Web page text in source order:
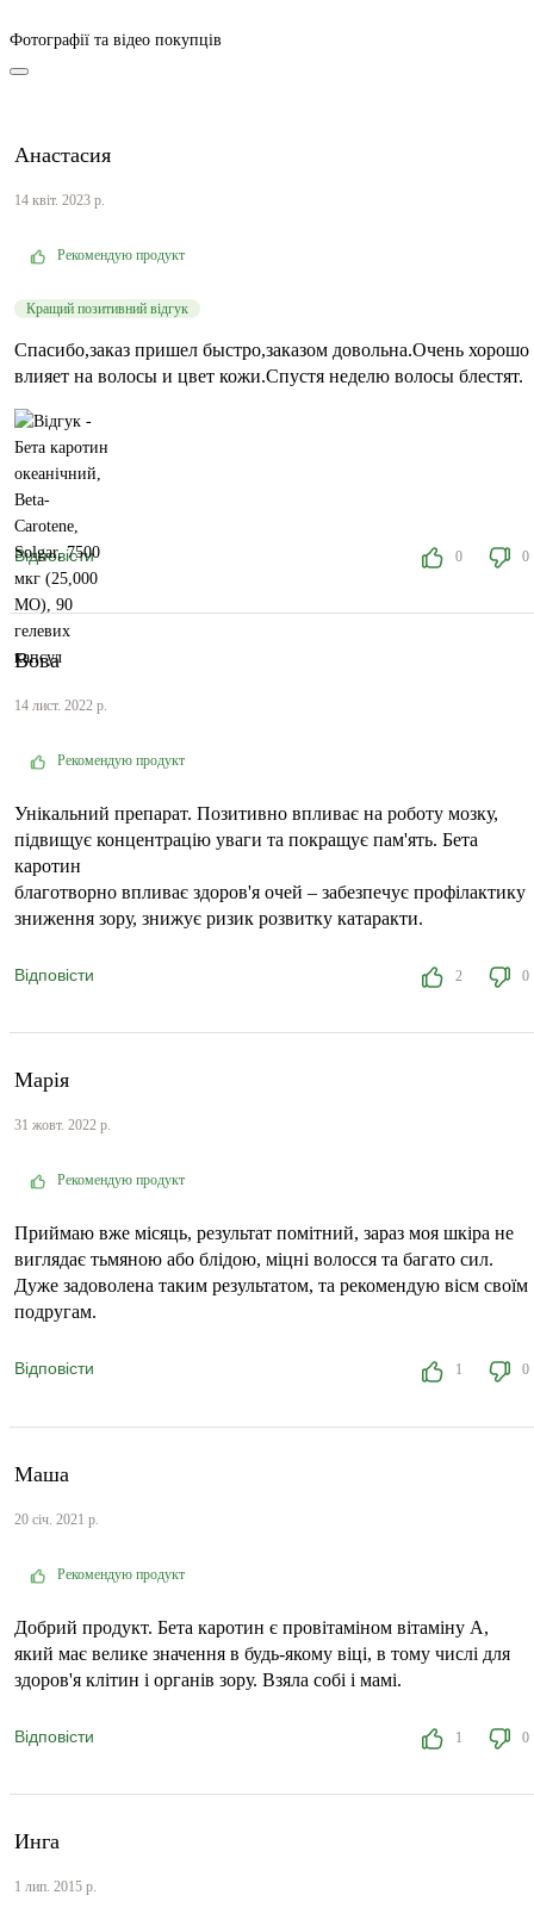
Фотографії та відео покупців
Анастасия
14 квіт. 2023 р.
Рекомендую продукт
Кращий позитивний відгук
Спасибо,заказ пришел быстро,заказом довольна.Очень хорошо
влияет на волосы и цвет кожи.Спустя неделю волосы блестят.
Відповісти 0 0
Вова
14 лист. 2022 р.
Рекомендую продукт
Унікальний препарат. Позитивно впливає на роботу мозку,
підвищує концентрацію уваги та покращує пам'ять. Бета
каротин
благотворно впливає здоров'я очей – забезпечує профілактику
зниження зору, знижує ризик розвитку катаракти.
Відповісти 2 0
Марія
31 жовт. 2022 р.
Рекомендую продукт
Приймаю вже місяць, результат помітний, зараз моя шкіра не
виглядає тьмяною або блідою, міцні волосся та багато сил.
Дуже задоволена таким результатом, та рекомендую вісм своїм
подругам.
Відповісти 1 0
Маша
20 січ. 2021 р.
Рекомендую продукт
Добрий продукт. Бета каротин є провітаміном вітаміну А,
який має велике значення в будь-якому віці, в тому числі для
здоров'я клітин і органів зору. Взяла собі і мамі.
Відповісти 1 0
Инга
1 лип. 2015 р.